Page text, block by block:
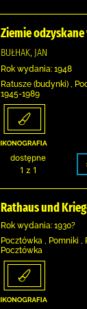
Ziemie odzyskane
BUŁHAK, JAN
Rok wydania: 1948
Ratusze (budynki) ,
1945-1989
dostępne
1 z 1
Rathaus und
Rok wydania: 1930?
Pocztówka , Pomniki ,
Pocztówka